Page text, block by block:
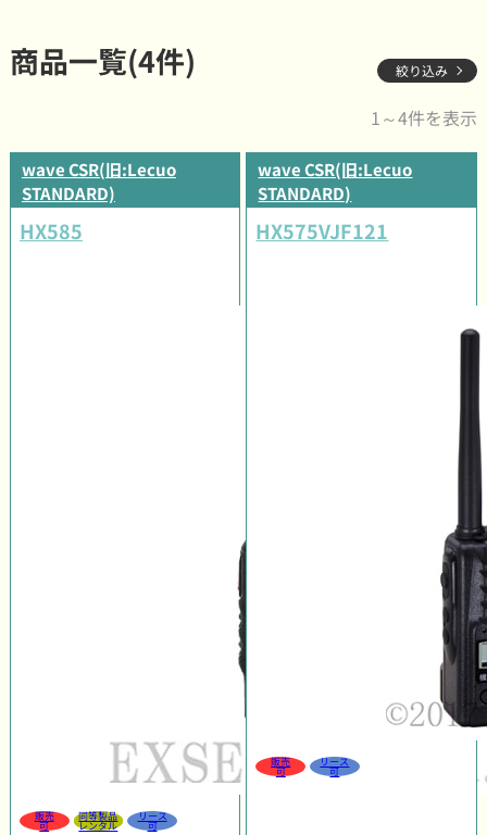
商品一覧(4件) 絞り込み
1～4件を表示
wave CSR(旧:Lecuo
STANDARD)
HX585
販売
可
同等製品
レンタル
リース
可
wave CSR(旧:Lecuo
STANDARD)
HX575VJF121
販売
可
リース
可